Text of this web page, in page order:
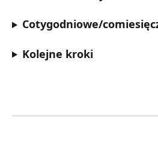
Cotygodniowe/
Kolejne kroki